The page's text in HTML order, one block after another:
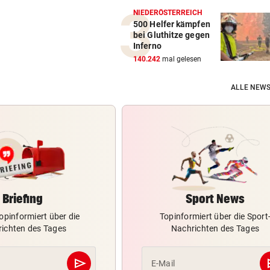
NIEDERÖSTERREICH
500 Helfer kämpfen
bei Gluthitze gegen
Inferno
140.242 mal gelesen
ALLE
Briefing
über die
des Tages
send
Abschicken
Sport News
Topinformiert über die Sport-
Nachrichten des Tages
E-Mail